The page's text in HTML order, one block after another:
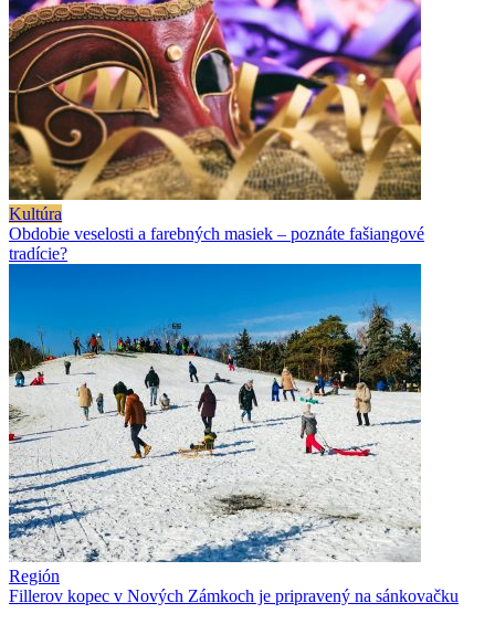
Kultúra
Obdobie veselosti a farebných masiek – poznáte fašiangové
tradície?
Región
Fillerov kopec v Nových Zámkoch je pripravený na sánkovačku